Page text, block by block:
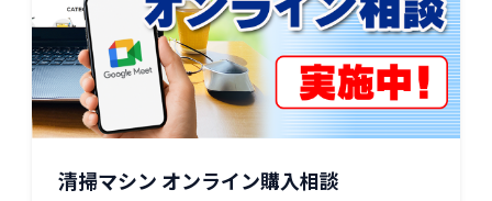
清掃マシン オンライン購入相談